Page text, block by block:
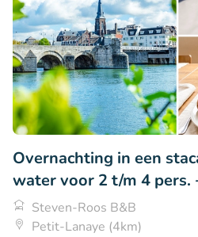
Overnachting in een
water voor 2 t/m 4 pers.
Steven-Roos B&B
Petit-Lanaye (4km)